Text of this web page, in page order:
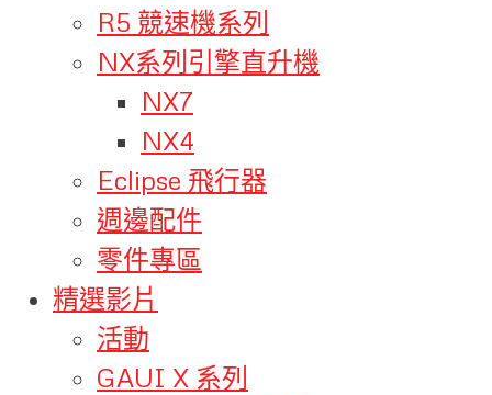
R5 競速機系列
NX系列引擎直升機
NX7
NX4
Eclipse 飛行器
週邊配件
零件專區
精選影片
活動
GAUI X 系列